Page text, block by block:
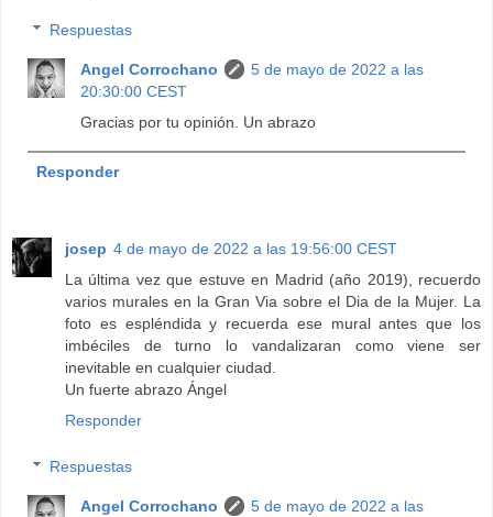
Respuestas
Angel Corrochano
5 de mayo de 2022 a las
20:30:00 CEST
Gracias por tu opinión. Un abrazo
Responder
josep 4 de mayo de 2022 a las 19:56:00 CEST
La última vez que estuve en Madrid (año 2019), recuerdo
varios murales en la Gran Via sobre el Dia de la Mujer. La
foto es espléndida y recuerda ese mural antes que los
imbéciles de turno lo vandalizaran como viene ser
inevitable en cualquier ciudad.
Un fuerte abrazo Ángel
Responder
Respuestas
Angel Corrochano
5 de mayo de 2022 a las